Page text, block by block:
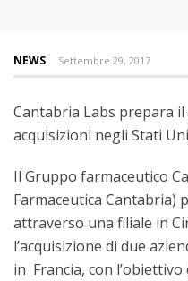
NEWS Settembre 29, 2017
Cantabria Labs prepara
acquisizioni negli Stati
Il Gruppo farmaceutico
Farmaceutica Cantabria)
attraverso una filiale in
l’acquisizione di due
in Francia, con